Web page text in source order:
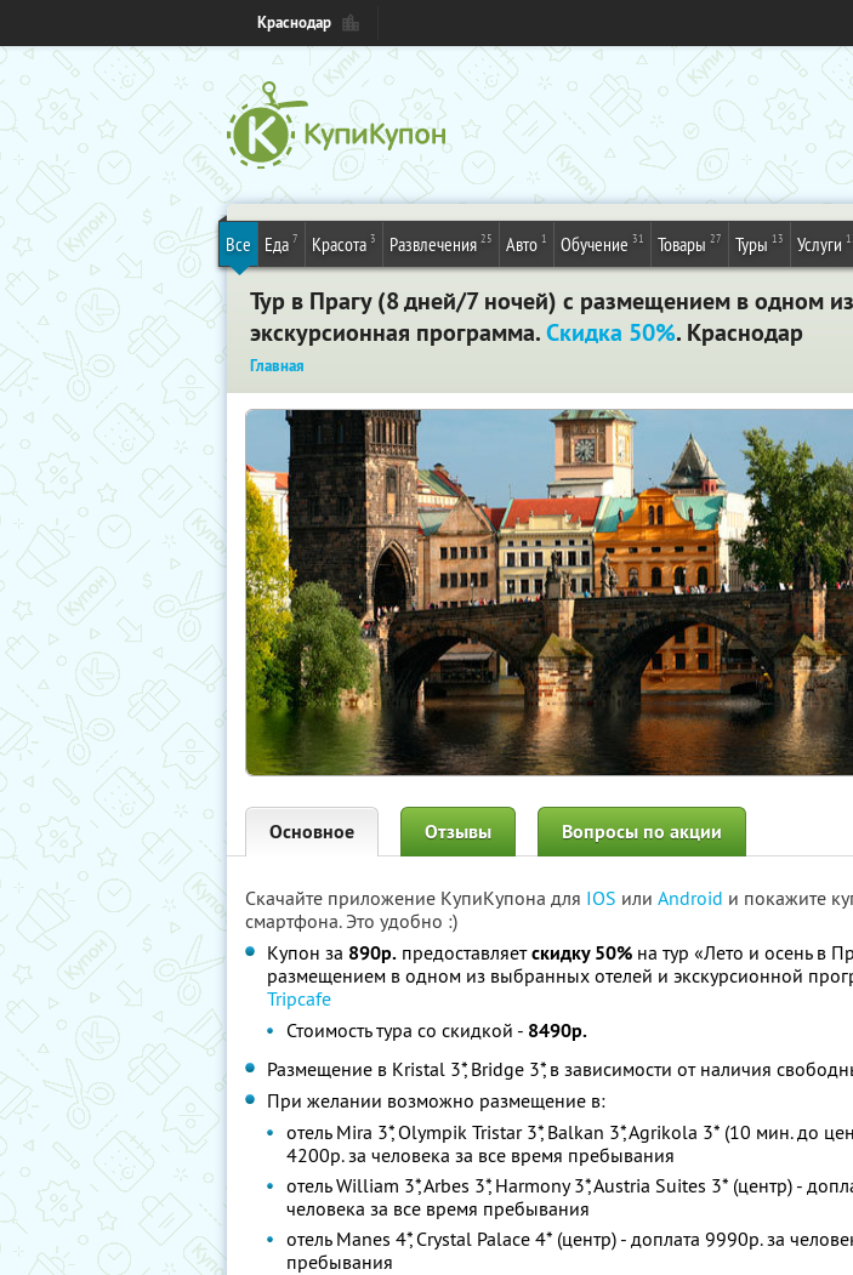
Краснодар
Все Еда 7 Красота 3 Развлечения 25 Авто 1 Обучение 31 Товары 27 Туры 13 Услуги
Тур в Прагу (8 дней/7 ночей) с размещением в одном
экскурсионная программа.Скидка 50%. Краснодар
Главная
Основное Отзывы Вопросы по акции
Скачайте приложение КупиКупона для IOS или Android и покажите
смартфона. Это удобно :)
Купон за 890р. предоставляетскидку 50% на тур «Лето и осень в
размещением в одном из выбранных отелей и экскурсионной
Tripcafe
Стоимость тура со скидкой - 8490р.
Размещение в Kristal 3*, Bridge 3*, в зависимости от наличия
При желании возможно размещение в:
отель Mira 3*, Olympik Tristar 3*, Balkan 3*, Agrikola 3* (10 мин. до
4200р. за человека за все время пребывания
отель William 3*, Arbes 3*, Harmony 3*, Austria Suites 3* (центр) -
человека за все время пребывания
отель Manes 4*, Crystal Palace 4* (центр) - доплата 9990р. за
пребывания